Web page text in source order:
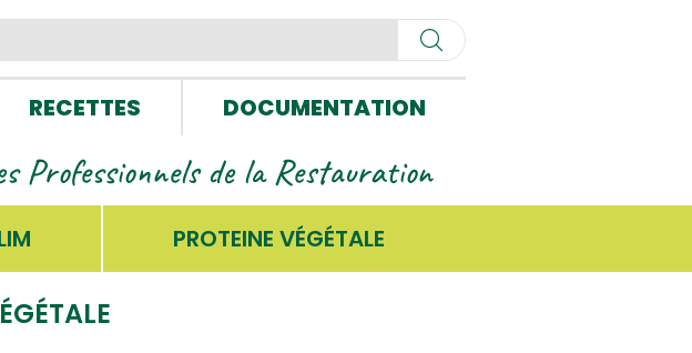
RECETTES DOCUMENTATION
Professionnels de la Restauration
PROTEINE VÉGÉTALE